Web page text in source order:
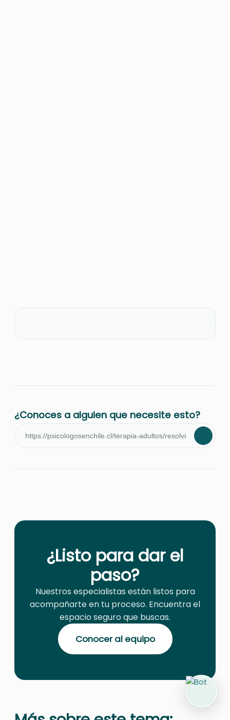
¿Conoces a alguien que necesite esto?
¿Listo para dar el
paso?
Nuestros especialistas están listos para
acompañarte en tu proceso. Encuentra el
espacio seguro que buscas.
Conocer al equipo